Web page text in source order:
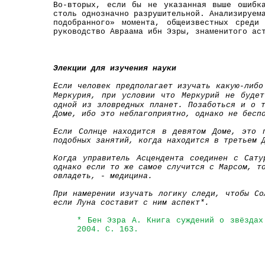
Во-вторых, если бы не указанная выше
столь однозначно разрушительной.
подобранного» момента, общеизвестных
руководство Авраама ибн Эзры, знаменитого
Элекции для изучения науки
Если человек предполагает изучать какую-
Меркурия, при условии что Меркурий не
одной из зловредных планет. Позаботься и о
Доме, ибо это неблагоприятно, однако не
Если Солнце находится в девятом Доме,
подобных занятий, когда находится в
Когда управитель Асцендента соединен с
однако если то же самое случится с Марсом,
овладеть, - медицина.
При намерении изучать логику следи, чтобы
если Луна составит с ним аспект*.
* Бен Эзра А. Книга суждений о
2004. С. 163.